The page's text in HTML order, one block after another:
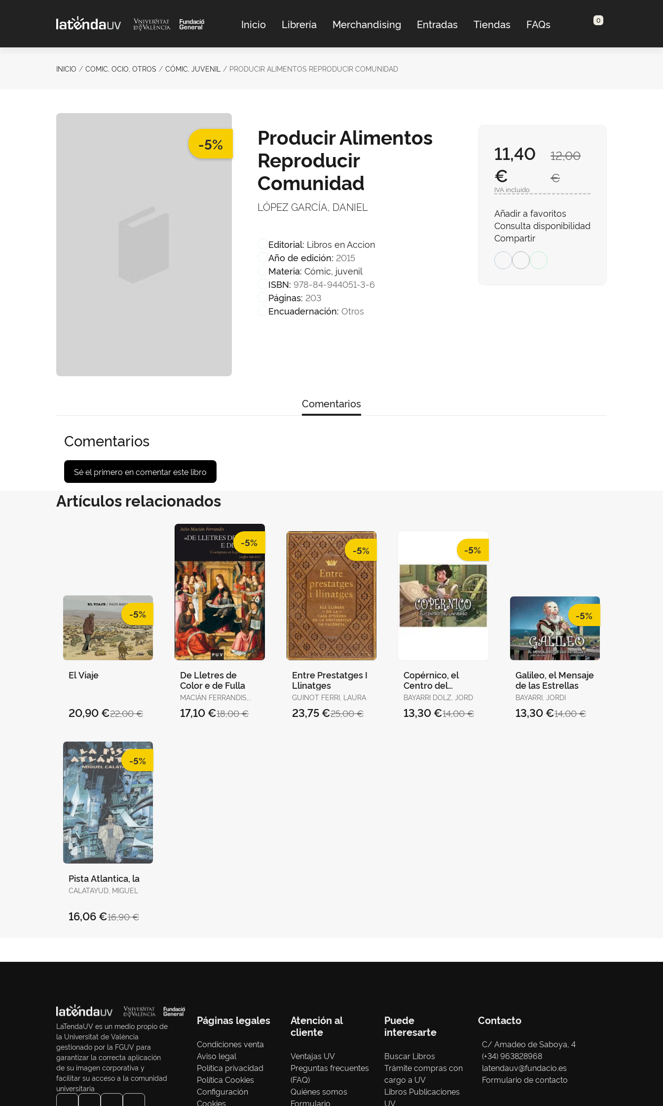
Inicio Librería Merchandising Entradas Tiendas FAQs 0
INICIO COMIC, OCIO, OTROS CÓMIC, JUVENIL PRODUCIR ALIMENTOS REPRODUCIR COMUNIDAD
-5%
Producir Alimentos
Reproducir
Comunidad
LÓPEZ GARCÍA, DANIEL
Editorial: Libros en Accion
Año de edición: 2015
Materia: Cómic, juvenil
ISBN: 978-84-944051-3-6
Páginas: 203
Encuadernación: Otros
12,00
€
11,40
€
IVA incluido
Añadir a favoritos
Consulta disponibilidad
Compartir
Comentarios
Comentarios
Sé el primero en comentar este libro
Artículos relacionados
-5%
El Viaje
22,00 €
20,90 €
-5%
De Lletres de
Color e de Fulla
MACIÁN FERRANDIS,
18,00 €
17,10 €
-5%
Entre Prestatges I
Llinatges
GUINOT FERRI, LAURA
25,00 €
23,75 €
-5%
Copérnico, el
Centro del
Universo
BAYARRI DOLZ, JORD
14,00 €
13,30 €
-5%
Galileo, el Mensaje
de las Estrellas
BAYARRI, JORDI
14,00 €
13,30 €
-5%
Pista Atlantica, la
CALATAYUD, MIGUEL
16,90 €
16,06 €
LaTendaUV es un medio propio de
la Universitat de València
gestionado por la FGUV para
garantizar la correcta aplicación
de su imagen corporativa y
facilitar su acceso a la comunidad
universitaria
Páginas legales
Condiciones venta
Aviso legal
Política privacidad
Política Cookies
Configuración
Cookies
Atención al
cliente
Ventajas UV
Preguntas frecuentes
(FAQ)
Quiénes somos
Formulario
Puede
interesarte
Buscar Libros
Trámite compras con
cargo a UV
Libros Publicaciones
UV
Contacto
C/ Amadeo de Saboya, 4
(+34) 963828968
latendauv@fundacio.es
Formulario de contacto